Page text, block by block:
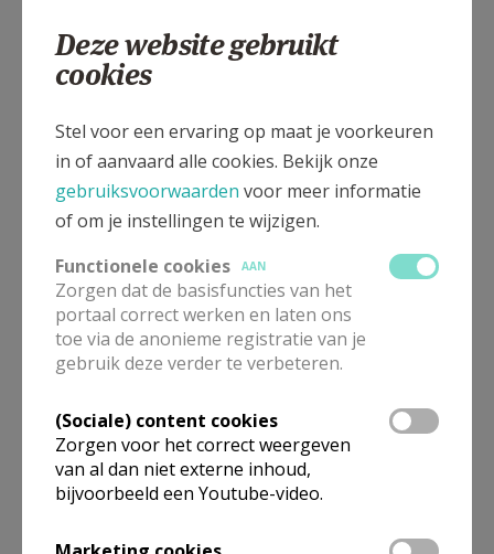
De heerPietCapoen
Billaststraat 37
1820 Steenokkerzeel
Deze website gebruikt
cookies
Stel voor een ervaring op maat je voorkeuren
in of aanvaard alle cookies. Bekijk onze
gebruiksvoorwaarden voor meer informatie
of om je instellingen te wijzigen.
Functionele cookies
AAN
Zorgen dat de basisfuncties van het
portaal correct werken en laten ons
toe via de anonieme registratie van je
gebruik deze verder te verbeteren.
(Sociale) content cookies
Zorgen voor het correct weergeven
van al dan niet externe inhoud,
bijvoorbeeld een Youtube-video.